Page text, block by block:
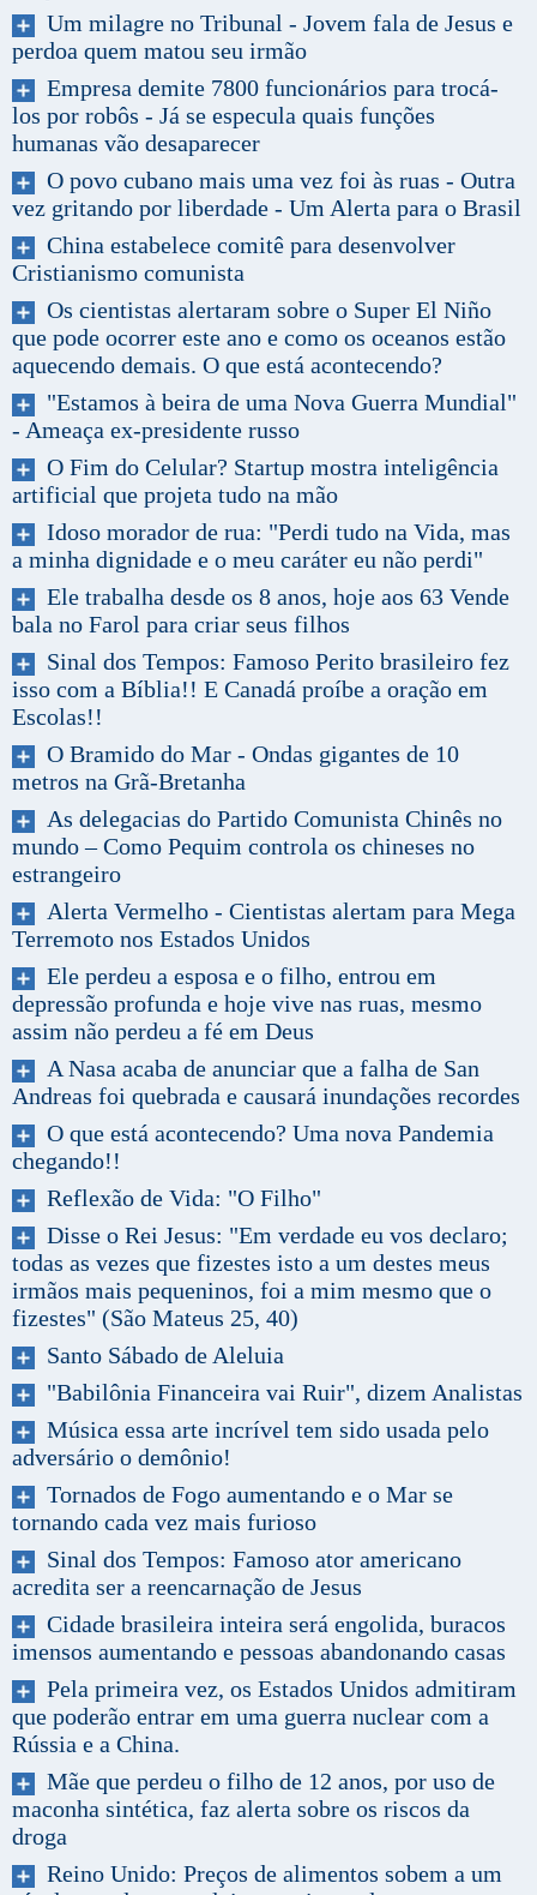
Um milagre no Tribunal - Jovem fala de Jesus e
perdoa quem matou seu irmão
Empresa demite 7800 funcionários para trocá-
los por robôs - Já se especula quais funções
humanas vão desaparecer
O povo cubano mais uma vez foi às ruas - Outra
vez gritando por liberdade - Um Alerta para o Brasil
China estabelece comitê para desenvolver
Cristianismo comunista
Os cientistas alertaram sobre o Super El Niño
que pode ocorrer este ano e como os oceanos estão
aquecendo demais. O que está acontecendo?
"Estamos à beira de uma Nova Guerra Mundial"
- Ameaça ex-presidente russo
O Fim do Celular? Startup mostra inteligência
artificial que projeta tudo na mão
Idoso morador de rua: "Perdi tudo na Vida, mas
a minha dignidade e o meu caráter eu não perdi"
Ele trabalha desde os 8 anos, hoje aos 63 Vende
bala no Farol para criar seus filhos
Sinal dos Tempos: Famoso Perito brasileiro fez
isso com a Bíblia!! E Canadá proíbe a oração em
Escolas!!
O Bramido do Mar - Ondas gigantes de 10
metros na Grã-Bretanha
As delegacias do Partido Comunista Chinês no
mundo – Como Pequim controla os chineses no
estrangeiro
Alerta Vermelho - Cientistas alertam para Mega
Terremoto nos Estados Unidos
Ele perdeu a esposa e o filho, entrou em
depressão profunda e hoje vive nas ruas, mesmo
assim não perdeu a fé em Deus
A Nasa acaba de anunciar que a falha de San
Andreas foi quebrada e causará inundações recordes
O que está acontecendo? Uma nova Pandemia
chegando!!
Reflexão de Vida: "O Filho"
Disse o Rei Jesus: "Em verdade eu vos declaro;
todas as vezes que fizestes isto a um destes meus
irmãos mais pequeninos, foi a mim mesmo que o
fizestes" (São Mateus 25, 40)
Santo Sábado de Aleluia
"Babilônia Financeira vai Ruir", dizem Analistas
Música essa arte incrível tem sido usada pelo
adversário o demônio!
Tornados de Fogo aumentando e o Mar se
tornando cada vez mais furioso
Sinal dos Tempos: Famoso ator americano
acredita ser a reencarnação de Jesus
Cidade brasileira inteira será engolida, buracos
imensos aumentando e pessoas abandonando casas
Pela primeira vez, os Estados Unidos admitiram
que poderão entrar em uma guerra nuclear com a
Rússia e a China.
Mãe que perdeu o filho de 12 anos, por uso de
maconha sintética, faz alerta sobre os riscos da
droga
Reino Unido: Preços de alimentos sobem a um